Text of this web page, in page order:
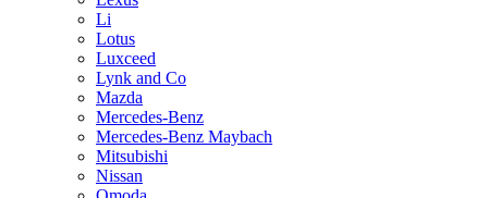
Li
Lotus
Luxceed
Lynk and Co
Mazda
Mercedes-Benz
Mercedes-Benz Maybach
Mitsubishi
Nissan